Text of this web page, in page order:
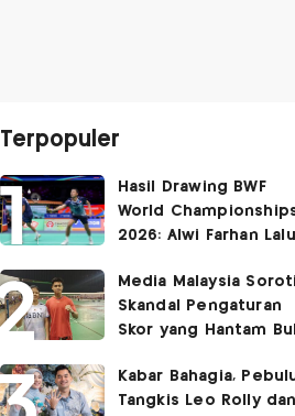
Terpopuler
Hasil Drawing BWF
World
2026: Alwi Farhan
Dapat Bye
Media Malaysia Soroti
Skandal Pengaturan
Skor yang Hantam
Libatkan Jafar/
Kabar Bahagia,
Tangkis Leo Rolly dan